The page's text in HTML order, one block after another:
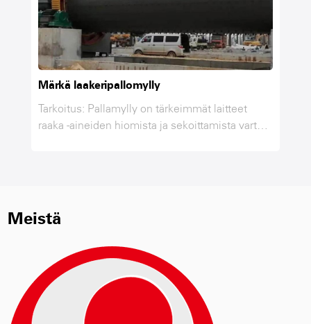
laitteet
varten
-aineiden
jauhamiseksi.
Lietteen varastosäiliö
Toiminto: Käyttö lietteen
pallomyllyn tai jäte lietteen jälkeen Malli:
Meistä